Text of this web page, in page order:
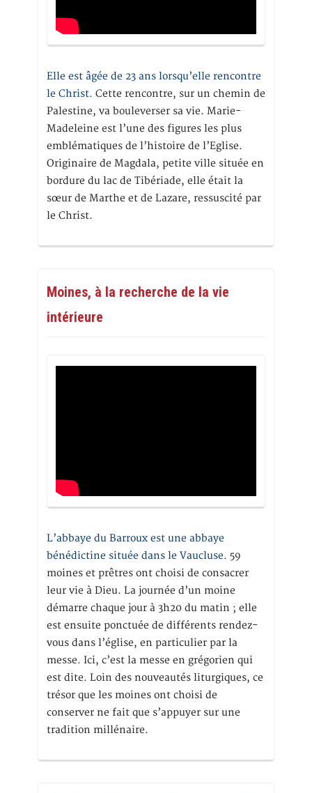
Elle est âgée de 23 ans lorsqu’elle rencontre
le Christ. Cette rencontre, sur un chemin de
Palestine, va bouleverser sa vie. Marie-
Madeleine est l’une des figures les plus
emblématiques de l’histoire de l’Eglise.
Originaire de Magdala, petite ville située en
bordure du lac de Tibériade, elle était la
sœur de Marthe et de Lazare, ressuscité par
le Christ.
Moines, à la recherche de la vie
intérieure
L’abbaye du Barroux est une abbaye
bénédictine située dans le Vaucluse. 59
moines et prêtres ont choisi de consacrer
leur vie à Dieu. La journée d’un moine
démarre chaque jour à 3h20 du matin ; elle
est ensuite ponctuée de différents rendez-
vous dans l’église, en particulier par la
messe. Ici, c’est la messe en grégorien qui
est dite. Loin des nouveautés liturgiques, ce
trésor que les moines ont choisi de
conserver ne fait que s’appuyer sur une
tradition millénaire.